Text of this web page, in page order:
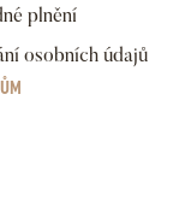
plnění
osobních údajů